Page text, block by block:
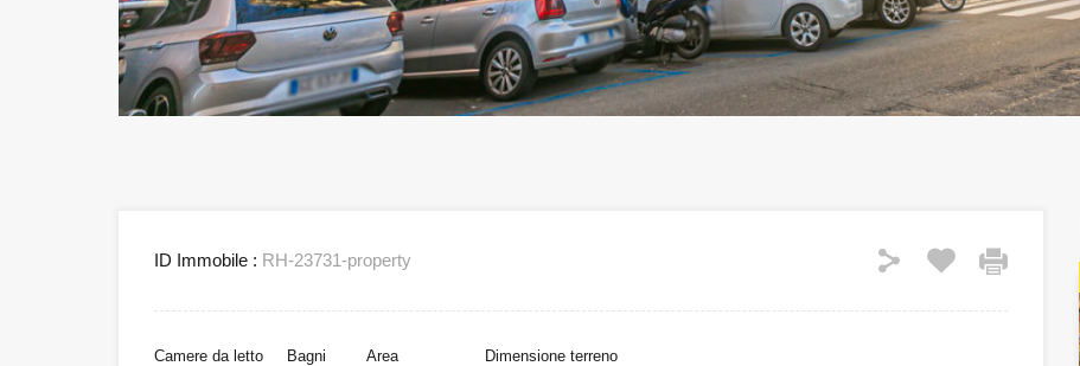
ID Immobile : RH-23731-property
Camere da letto Bagni Area Dimensione terreno